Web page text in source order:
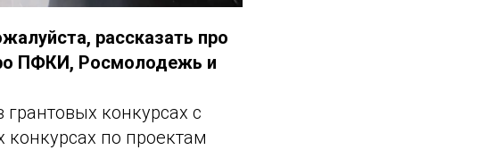
рассказать про
ПФКИ, Росмолодежь и
конкурсах с
по проектам